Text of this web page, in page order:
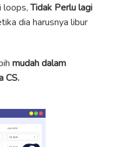
loops,Tidak Perlu lagi
dia harusnya libur
mudah dalam
CS.